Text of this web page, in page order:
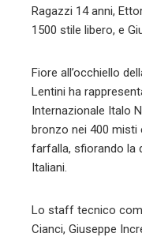
Ragazzi 14 anni,
1500 stile libero, e
Fiore all’occhiello
Lentini ha
Internazionale Italo
bronzo nei 400 misti
farfalla, sfiorando la
Italiani.
Lo staff tecnico
Cianci, Giuseppe